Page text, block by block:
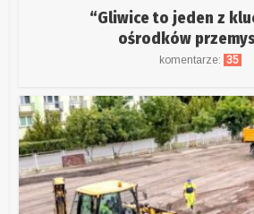
“Gliwice to jeden z
ośrodków
komentarze: 35